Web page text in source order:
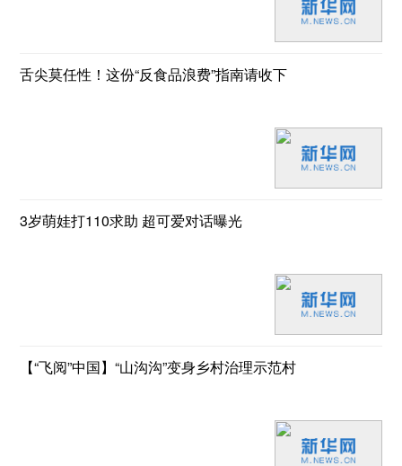
舌尖莫任性！这份“反食品浪费”指南请收下
3岁萌娃打110求助 超可爱对话曝光
【“飞阅”中国】“山沟沟”变身乡村治理示范村